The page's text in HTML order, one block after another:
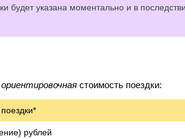
будет указана моментально и в
ориентировочная стоимость поездки:
рублей